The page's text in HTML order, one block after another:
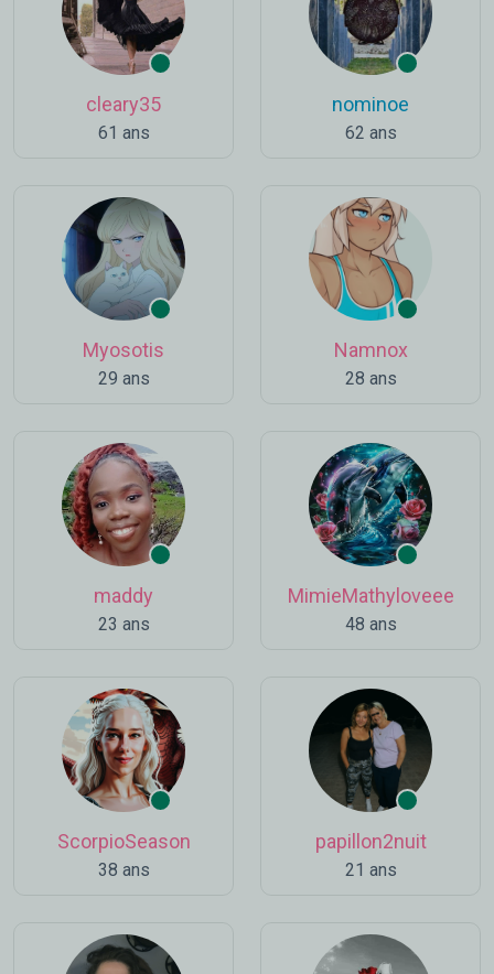
cleary35
61 ans
nominoe
62 ans
Myosotis
29 ans
Namnox
28 ans
maddy
23 ans
MimieMathyloveee
48 ans
ScorpioSeason
38 ans
papillon2nuit
21 ans